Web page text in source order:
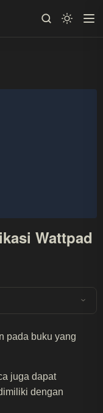
Wattpad
pada buku yang
juga dapat
dengan